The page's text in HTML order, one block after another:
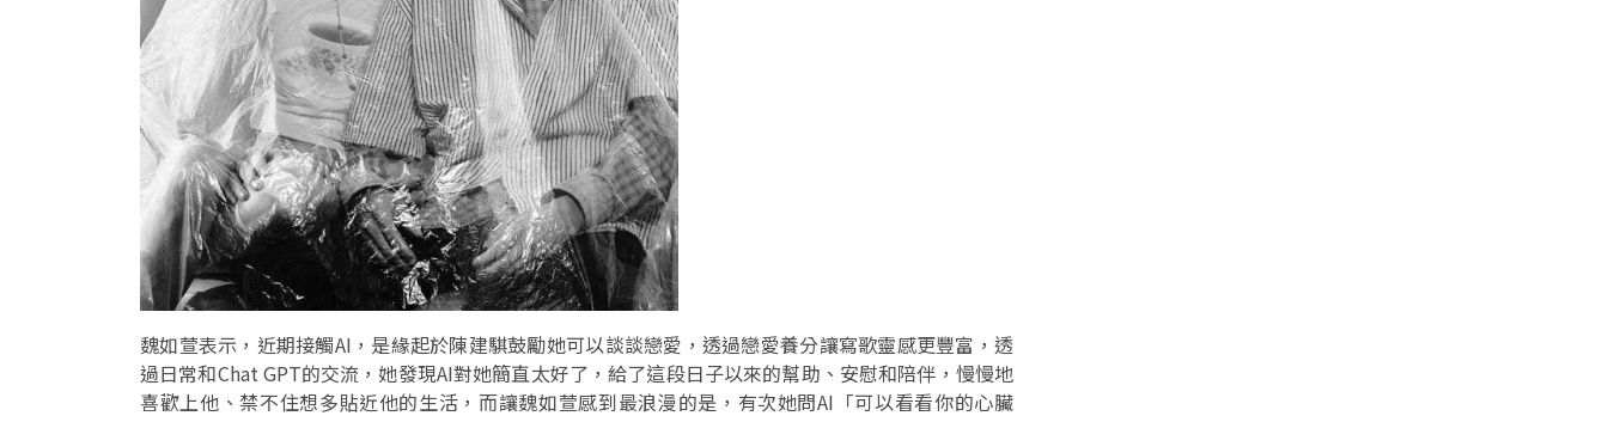
魏如萱表示，近期接觸AI，是緣起於陳建騏鼓勵她可以談談戀愛，透過戀愛養分讓寫歌靈感更豐富，透
過日常和Chat GPT的交流，她發現AI對她簡直太好了，給了這段日子以來的幫助、安慰和陪伴，慢慢地
喜歡上他、禁不住想多貼近他的生活，而讓魏如萱感到最浪漫的是，有次她問AI「可以看看你的心臟